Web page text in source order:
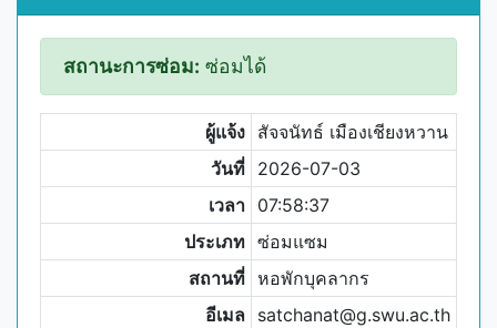
สถานะการซ่อม: ซ่อมได้
ผู้แจ้ง สัจจนัทธ์ เมืองเชียงหวาน
วันที่ 2026-07-03
เวลา 07:58:37
ประเภท ซ่อมแซม
สถานที่ หอพักบุคลากร
อีเมล satchanat@g.swu.ac.th